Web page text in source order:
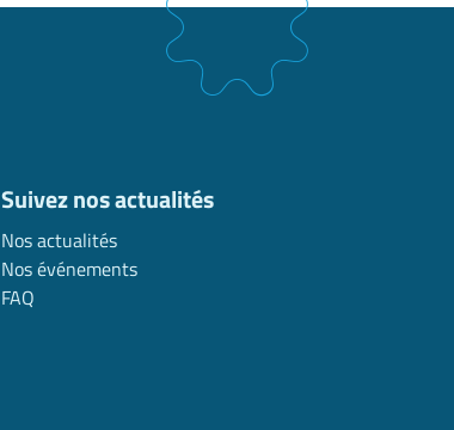
Suivez nos actualités
Nos actualités
Nos événements
FAQ